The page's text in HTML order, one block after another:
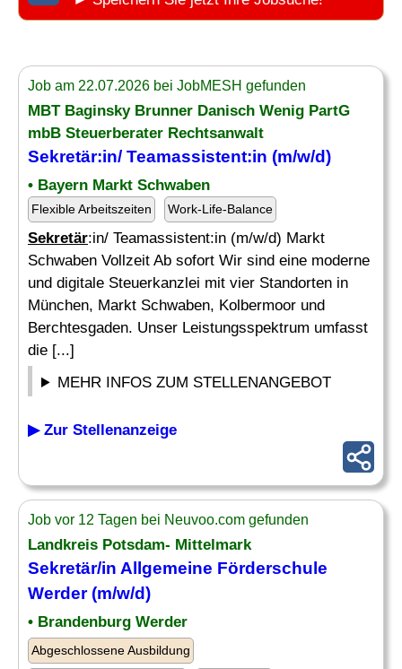
Job am 22.07.2026 bei JobMESH gefunden
MBT Baginsky Brunner Danisch Wenig PartG
mbB Steuerberater Rechtsanwalt
Sekretär:in/ Teamassistent:in (m/w/d)
• Bayern Markt Schwaben
Flexible Arbeitszeiten Work-Life-Balance
Sekretär:in/ Teamassistent:in (m/w/d) Markt
Schwaben Vollzeit Ab sofort Wir sind eine moderne
und digitale Steuerkanzlei mit vier Standorten in
München, Markt Schwaben, Kolbermoor und
Berchtesgaden. Unser Leistungsspektrum umfasst
die [...]
MEHR INFOS ZUM STELLENANGEBOT
▶ Zur Stellenanzeige
Job vor 12 Tagen bei Neuvoo.com gefunden
Landkreis Potsdam- Mittelmark
Sekretär/in Allgemeine Förderschule
Werder (m/w/d)
• Brandenburg Werder
Abgeschlossene Ausbildung